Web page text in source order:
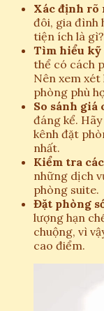
Xác định rõ
đôi, gia đình
tiện ích là gì?
Tìm hiểu kỹ
thể có cách
Nên xem xét
phòng phù
So sánh giá
đáng kể.
kênh đặt
nhất.
Kiểm tra
những dịch
phòng suite.
Đặt phòng
lượng hạn
chuộng, vì
cao điểm.